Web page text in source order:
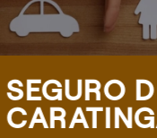
SEGURO